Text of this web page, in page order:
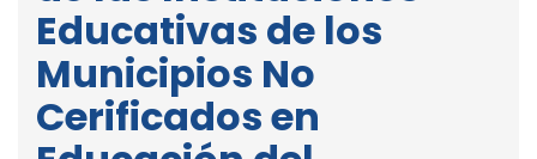
Educativas de los
Municipios No
Cerificados en